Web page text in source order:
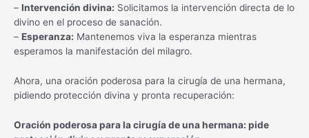
– Intervención divina: Solicitamos la intervención directa de lo
divino en el proceso de sanación.
– Esperanza: Mantenemos viva la esperanza mientras
esperamos la manifestación del milagro.
Ahora, una oración poderosa para la cirugía de una hermana,
pidiendo protección divina y pronta recuperación:
Oración poderosa para la cirugía de una hermana: pide